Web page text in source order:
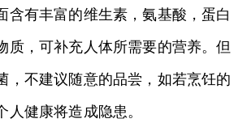
含有丰富的维生素，氨基酸，蛋白
质，可补充人体所需要的营养。但
，不建议随意的品尝，如若烹饪的
人健康将造成隐患。